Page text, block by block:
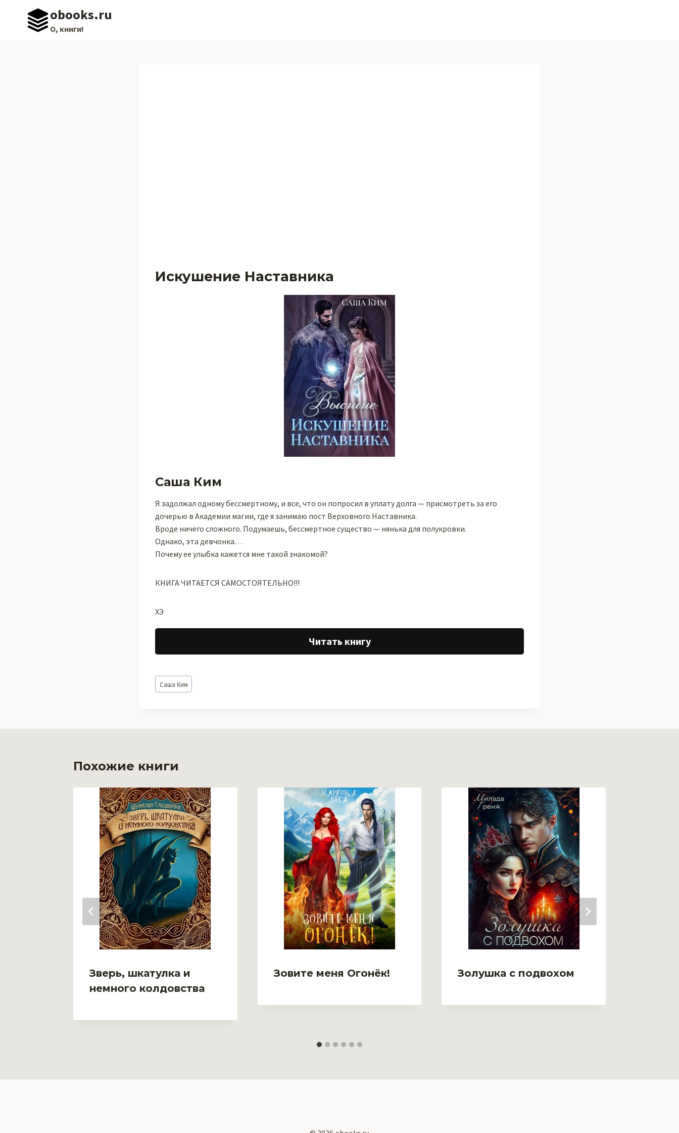
содержимому
obooks.ru
О, книги!
Искушение Наставника
Саша Ким
Я задолжал одному бессмертному, и все, что он попросил в уплату долга — присмотреть за его
дочерью в Академии магии, где я занимаю пост Верховного Наставника.
Вроде ничего сложного. Подумаешь, бессмертное существо — нянька для полукровки.
Однако, эта девчонка…
Почему ее улыбка кажется мне такой знакомой?
КНИГА ЧИТАЕТСЯ САМОСТОЯТЕЛЬНО!!!
ХЭ
Читать книгу
Метки
записи:
Саша Ким
Похожие книги
Зверь, шкатулка и
немного колдовства
Зовите меня Огонёк! Золушка с подвохом